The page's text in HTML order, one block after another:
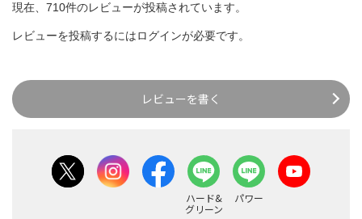
現在、710件のレビューが投稿されています。
レビューを投稿するにはログインが必要です。
レビューを書く
ハード&
グリーン
パワー